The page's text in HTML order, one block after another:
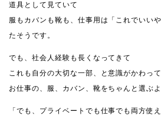
道具として見ていて
服もカバンも靴も、仕事用は「これでいい
たそうです。
でも、社会人経験も長くなってきて
これも自分の大切な一部、と意識がかわっ
お仕事の、服、カバン、靴をちゃんと選ぶ
「でも、プライベートでも仕事でも両方使